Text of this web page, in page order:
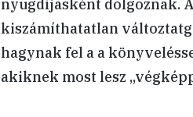
nyugdíjasként dolgoznak.
kiszámíthatatlan
hagynak fel a a
akiknek most lesz